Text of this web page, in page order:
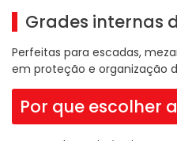
Grades internas
Perfeitas para escadas,
em proteção e organização
Por que escolher